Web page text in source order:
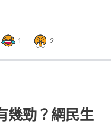
1 2
幾勁？網民生